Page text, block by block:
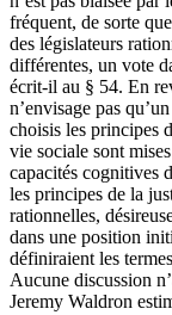
fréquent, de sorte
des législateurs
différentes, un vote
écrit-il au § 54. En
n’envisage pas
choisis les principes
vie sociale sont
capacités cognitives
les principes de la
rationnelles,
dans une position
définiraient les
Aucune discussion
Jeremy Waldron